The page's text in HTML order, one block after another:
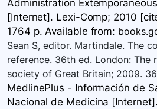
Administration
[Internet]. Lexi-Comp; 2010
1764 p. Available from:
Sean S, editor. Martindale. The
reference. 36th ed. London: The
society of Great Britain; 2009.
MedlinePlus - Información de
Nacional de Medicina